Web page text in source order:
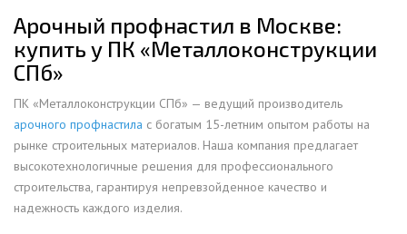
Арочный профнастил в Москве:
купить у ПК «Металлоконструкции
СПб»
ПК «Металлоконструкции СПб» — ведущий производитель
арочного профнастила с богатым 15-летним опытом работы на
рынке строительных материалов. Наша компания предлагает
высокотехнологичные решения для профессионального
строительства, гарантируя непревзойденное качество и
надежность каждого изделия.